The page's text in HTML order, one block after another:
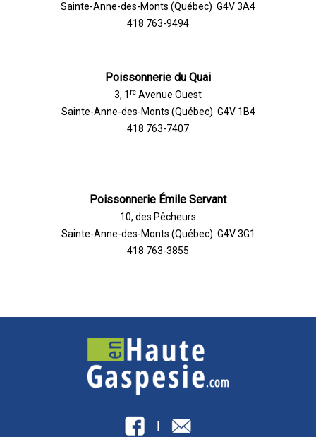
Sainte-Anne-des-Monts (Québec) G4V 3A4
418 763-9494
Poissonnerie du Quai
3, 1 re Avenue Ouest
Sainte-Anne-des-Monts (Québec) G4V 1B4
418 763-7407
Poissonnerie Émile Servant
10, des Pêcheurs
Sainte-Anne-des-Monts (Québec) G4V 3G1
418 763-3855
|